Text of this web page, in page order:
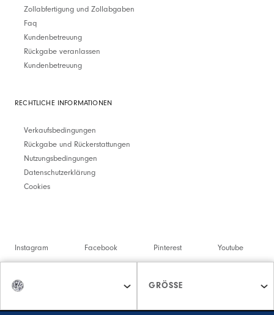
GRÖSSE
Zollabfertigung und Zollabgaben
Faq
Kundenbetreuung
Rückgabe veranlassen
Kundenbetreuung
RECHTLICHE INFORMATIONEN
Verkaufsbedingungen
Rückgabe und Rückerstattungen
Nutzungsbedingungen
Datenschutzerklärung
Cookies
Instagram Facebook Pinterest Youtube